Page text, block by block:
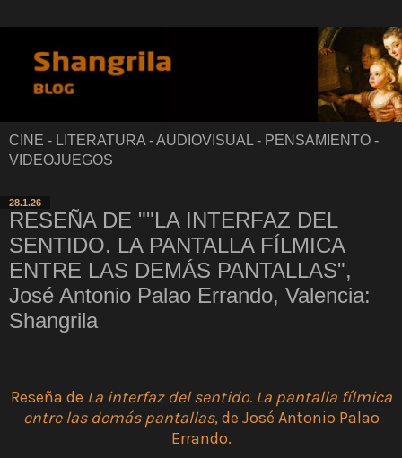
CINE - LITERATURA - AUDIOVISUAL - PENSAMIENTO -
VIDEOJUEGOS
28.1.26
RESEÑA DE ""LA INTERFAZ DEL
SENTIDO. LA PANTALLA FÍLMICA
ENTRE LAS DEMÁS PANTALLAS",
José Antonio Palao Errando, Valencia:
Shangrila
Reseña de La interfaz del sentido. La pantalla fílmica
entre las demás pantallas, de José Antonio Palao
Errando.